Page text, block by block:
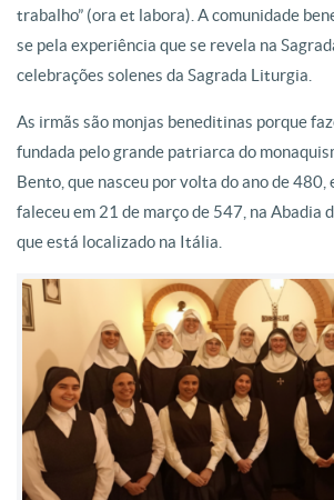
trabalho” (ora et labora). A comunidade
se pela experiência que se revela na
celebrações solenes da Sagrada Liturgia.
As irmãs são monjas beneditinas porque
fundada pelo grande patriarca do
Bento, que nasceu por volta do ano de
faleceu em 21 de março de 547, na Abadia
que está localizado na Itália.